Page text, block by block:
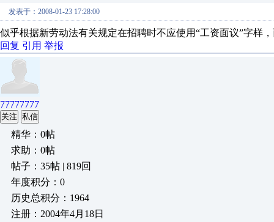
发表于：2008-01-23 17:28:00
似乎根据新劳动法有关规定在招聘时不应使用“工资面议”字样
回复 引用 举报
77777777
关注 私信
精华：0帖
求助：0帖
帖子：35帖 | 819回
年度积分：0
历史总积分：1964
注册：2004年4月18日